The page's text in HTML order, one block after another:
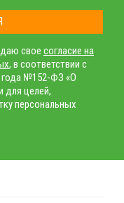
свое согласие на
, в соответствии с
года №152-ФЗ «О
для целей,
персональных